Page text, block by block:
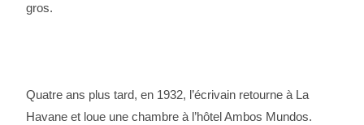
gros.
Quatre ans plus tard, en 1932, l’écrivain retourne à La
Havane et loue une chambre à l’hôtel Ambos Mundos.